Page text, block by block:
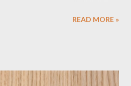
12/12補充from Patty： 1.新鮮現
1 小匙 (1t) 1 大匙(1T) 1 杯(1cup)
2g 6g 80g 乾酵母 3.3g 10g --------- 吉
READ MORE »